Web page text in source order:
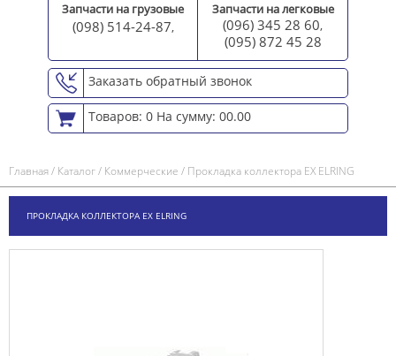
Запчасти на грузовые
(098) 514-24-87,
Запчасти на легковые
(096) 345 28 60,
(095) 872 45 28
Заказать обратный звонок
Товаров: 0 На сумму: 00.00
Главная/ Каталог/ Коммерческие / Прокладка коллектора EX ELRING
ПРОКЛАДКА КОЛЛЕКТОРА EX ELRING